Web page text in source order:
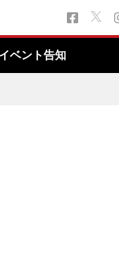
イベント告知